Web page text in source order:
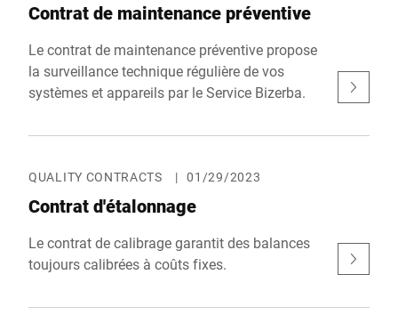
Anti-Robot Verification
Click to start verification
Friendly
Contrat de maintenance préventive
Le contrat de maintenance préventive propose
la surveillance technique régulière de vos
systèmes et appareils par le Service Bizerba.
QUALITY CONTRACTS | 01/29/2023
Contrat d'étalonnage
Le contrat de calibrage garantit des balances
toujours calibrées à coûts fixes.